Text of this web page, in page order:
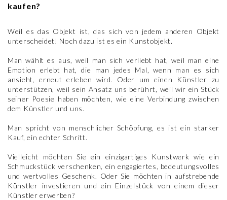
kaufen?
Weil es das Objekt ist, das sich von jedem anderen Objekt
unterscheidet! Noch dazu ist es ein Kunstobjekt.
Man wählt es aus, weil man sich verliebt hat, weil man eine
Emotion erlebt hat, die man jedes Mal, wenn man es sich
ansieht, erneut erleben wird. Oder um einen Künstler zu
unterstützen, weil sein Ansatz uns berührt, weil wir ein Stück
seiner Poesie haben möchten, wie eine Verbindung zwischen
dem Künstler und uns.
Man spricht von menschlicher Schöpfung, es ist ein starker
Kauf, ein echter Schritt.
Vielleicht möchten Sie ein einzigartiges Kunstwerk wie ein
Schmuckstück verschenken, ein engagiertes, bedeutungsvolles
und wertvolles Geschenk. Oder Sie möchten in aufstrebende
Künstler investieren und ein Einzelstück von einem dieser
Künstler erwerben?